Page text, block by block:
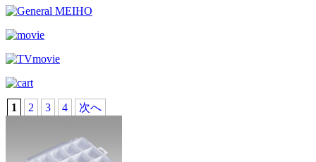
1 2 3 4 次へ